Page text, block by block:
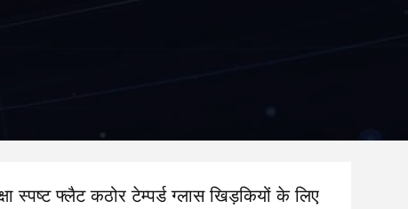
स्पष्ट फ्लैट कठोर टेम्पर्ड ग्लास खिड़कियों के लिए